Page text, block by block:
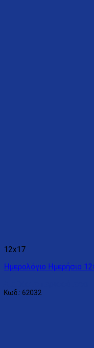
12x17
Ημερολόγιο Ημερήσιο
Κωδ.: 62032